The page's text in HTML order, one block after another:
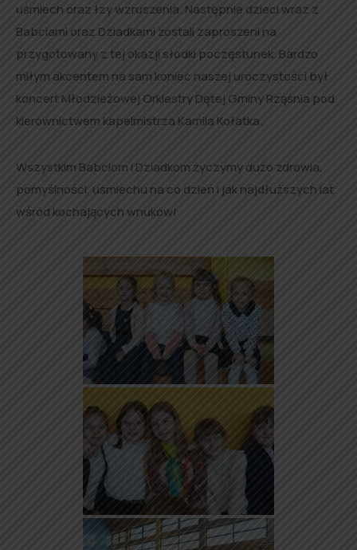
uśmiech oraz łzy wzruszenia. Następnie dzieci wraz z
Babciami oraz Dziadkami zostali zaproszeni na
przygotowany z tej okazji słodki poczęstunek. Bardzo
miłym akcentem na sam koniec naszej uroczystości był
koncert Młodzieżowej Orkiestry Dętej Gminy Rząśnia pod
kierownictwem kapelmistrza Kamila Kołatka.
Wszystkim Babciom i Dziadkom życzymy dużo zdrowia,
pomyślności, uśmiechu na co dzień i jak najdłuższych lat
wśród kochających wnuków!